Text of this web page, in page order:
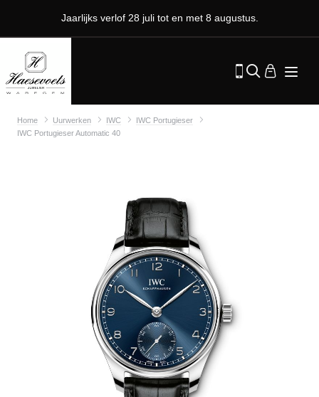
Jaarlijks verlof 28 juli tot en met 8 augustus.
Home Uurwerken IWC
IWC Portugieser
IWC Portugieser Automatic 40